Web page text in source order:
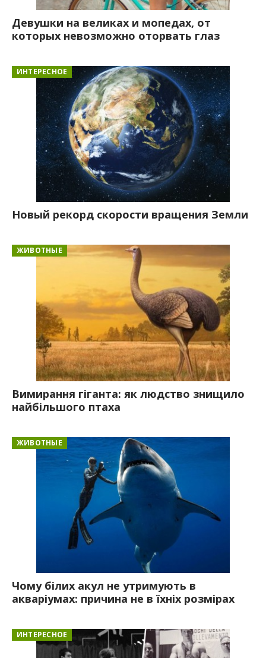
Девушки на великах и мопедах, от
которых невозможно оторвать глаз
ИНТЕРЕСНОЕ
Новый рекорд скорости вращения Земли
ЖИВОТНЫЕ
Вимирання гіганта: як людство знищило
найбільшого птаха
ЖИВОТНЫЕ
Чому білих акул не утримують в
акваріумах: причина не в їхніх розмірах
ИНТЕРЕСНОЕ